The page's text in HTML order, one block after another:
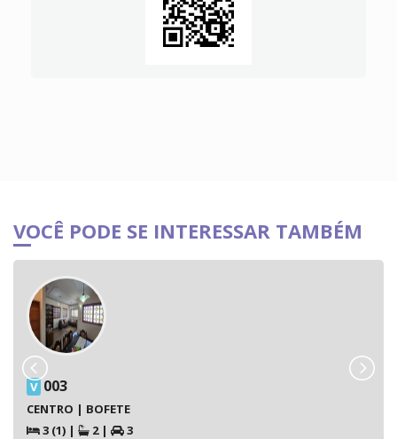
VOCÊ PODE SE INTERESSAR TAMBÉM
V 003
CENTRO | BOFETE
3 (1) | 2 |
3